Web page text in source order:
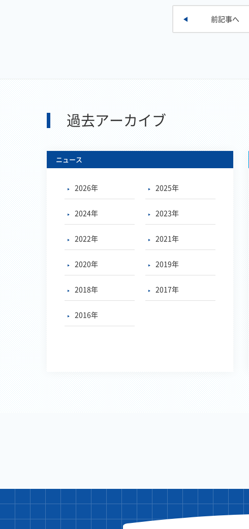
前記事へ
過去アーカイブ
ニュース
2026年 2025年
2024年 2023年
2022年 2021年
2020年 2019年
2018年 2017年
2016年